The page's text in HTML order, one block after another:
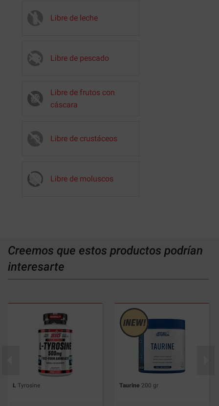
Libre de leche
Libre de pescado
Libre de frutos con
cáscara
Libre de crustáceos
Libre de moluscos
Creemos que estos productos podrían
interesarte
L Tyrosine Taurine 200 gr